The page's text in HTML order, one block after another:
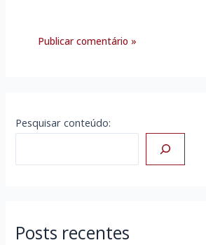
Pesquisar conteúdo:
Posts recentes